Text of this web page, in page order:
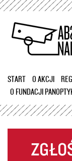
START O AKCJI
O FUNDACJI